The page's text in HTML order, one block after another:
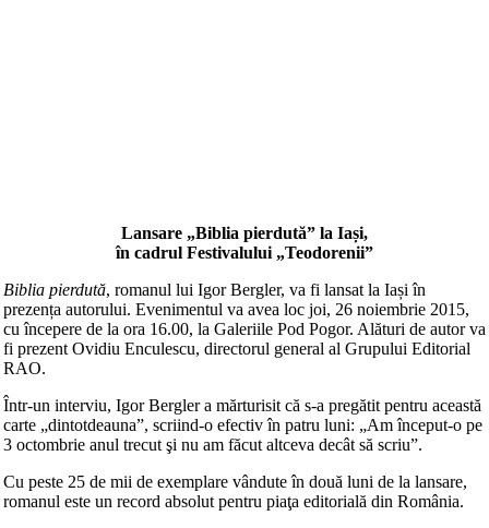
Lansare „Biblia pierdută” la Iași,
în cadrul Festivalului „Teodorenii”
Biblia pierdută, romanul lui Igor Bergler, va fi lansat la Iași în
prezența autorului. Evenimentul va avea loc joi, 26 noiembrie 2015,
cu începere de la ora 16.00, la Galeriile Pod Pogor. Alături de autor va
fi prezent Ovidiu Enculescu, directorul general al Grupului Editorial
RAO.
Într-un interviu, Igor Bergler a mărturisit că s-a pregătit pentru această
carte „dintotdeauna”, scriind-o efectiv în patru luni: „Am început-o pe
3 octombrie anul trecut şi nu am făcut altceva decât să scriu”.
Cu peste 25 de mii de exemplare vândute în două luni de la lansare,
romanul este un record absolut pentru piaţa editorială din România.